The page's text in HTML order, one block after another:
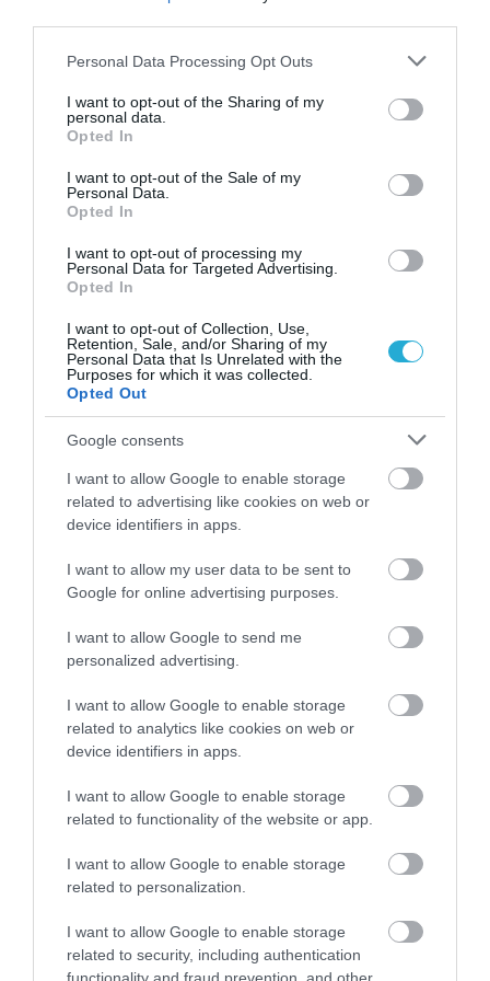
Please note that this website/app uses one or more Google
not limited to your visit or usage behaviour. You may click to
grant or deny consent to Google and its third-party tags to
use your data for below specified purposes in below Google
consent section.
Personal Data Processing Opt Outs
I want to opt-out of the Sharing of my
personal data.
Opted In
I want to opt-out of the Sale of my
Personal Data.
Opted In
I want to opt-out of processing my
Personal Data for Targeted Advertising.
Opted In
I want to opt-out of Collection, Use,
Retention, Sale, and/or Sharing of my
Personal Data that Is Unrelated with the
Purposes for which it was collected.
Opted Out
Google consents
I want to allow Google to enable storage
related to advertising like cookies on web or
device identifiers in apps.
I want to allow my user data to be sent to
Google for online advertising purposes.
I want to allow Google to send me
personalized advertising.
I want to allow Google to enable storage
related to analytics like cookies on web or
device identifiers in apps.
I want to allow Google to enable storage
related to functionality of the website or app.
I want to allow Google to enable storage
related to personalization.
I want to allow Google to enable storage
related to security, including authentication
06.08.2026
ΕΒΕΠ: Συνάντηση συνεργασίας με τον Τάκη
Θεοδωρικάκο ενόψει ΔΕΘ
06.08.2026
Τα τρία προϊόντα που ξεχωρίζουν στις